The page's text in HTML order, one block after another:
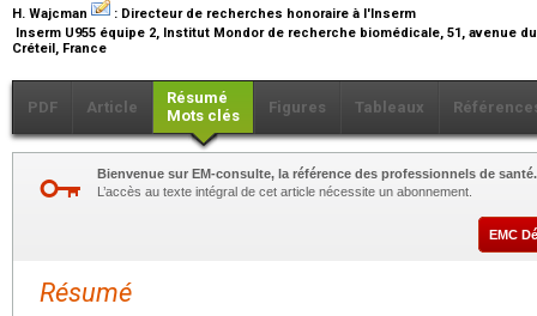
H. Wajcman
: Directeur de recherches honoraire à l'Inserm
Inserm U955 équipe 2, Institut Mondor de recherche biomédicale, 51, avenue
Créteil, France
PDF Article
Résumé
Mots clés
Figures Tableaux
Bienvenue sur EM-consulte, la référence des professionnels de santé.
L’accès au texte intégral de cet article nécessite un abonnement.
EMC
Résumé